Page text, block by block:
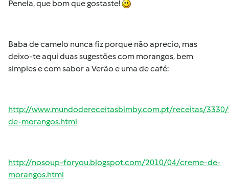
Penela, que bom que gostaste!
Baba de camelo nunca fiz porque não aprecio, mas
deixo-te aqui duas sugestões com morangos, bem
simples e com sabor a Verão e uma de café:
http://www.mundodereceitasbimby.com.pt/receitas/
de-morangos.html
http://nosoup-foryou.blogspot.com/2010/04/creme-de-
morangos.html